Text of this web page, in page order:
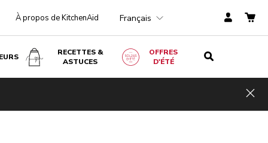
À propos de KitchenAid Français
RECETTES &
ASTUCES
OFFRES
D'ÉTÉ